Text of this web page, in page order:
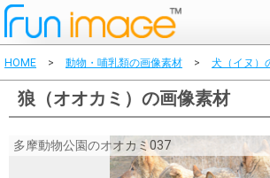
HOME > 動物・哺乳類の画像素材 > 犬（イヌ）
狼（オオカミ）の画像素材
多摩動物公園のオオカミ037